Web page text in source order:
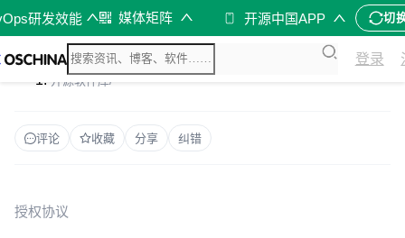
研发效能 媒体矩阵 开源中国APP 切
登录
开源软件库/
评论 收藏 分享 纠错
授权协议